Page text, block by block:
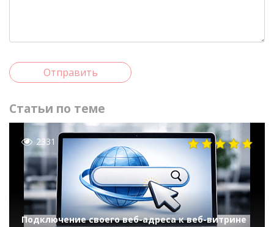
Отправить
Статьи по теме
2331
Подключение своего веб-адреса к веб-витрине